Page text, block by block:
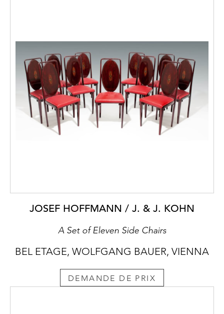
JOSEF HOFFMANN / J. & J. KOHN
A Set of Eleven Side Chairs
BEL ETAGE, WOLFGANG BAUER, VIENNA
DEMANDE DE PRIX